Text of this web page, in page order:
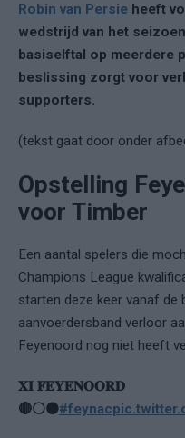
Robin van Persie heeft
wedstrijd van het
basiselftal op meerdere
beslissing zorgt voor
supporters.
(tekst gaat door onder
Opstelling
voor Timber
Een aantal spelers die
Champions League
starten deze keer vanaf de
aanvoerdersband verloor
Feyenoord nog niet heeft
𝐗𝐈 𝐅𝐄𝐘𝐄𝐍𝐎𝐎𝐑𝐃
🔴⚪️⚫️#feynac